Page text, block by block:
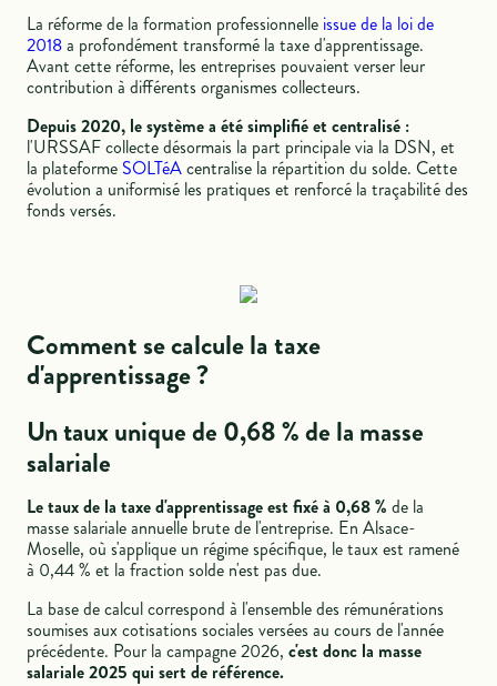
La réforme de la formation professionnelle issue de la loi de
2018a profondément transformé la taxe d'apprentissage.
Avant cette réforme, les entreprises pouvaient verser leur
contribution à différents organismes collecteurs.
Depuis 2020, le système a été simplifié et centralisé :
l'URSSAF collecte désormais la part principale via la DSN, et
la plateforme SOLTéAcentralise la répartition du solde. Cette
évolution a uniformisé les pratiques et renforcé la traçabilité des
fonds versés.
Comment se calcule la taxe
d'apprentissage ?
Un taux unique de 0,68 % de la masse
salariale
Le taux de la taxe d'apprentissage est fixé à 0,68 % de la
masse salariale annuelle brute de l'entreprise. En Alsace-
Moselle, où s'applique un régime spécifique, le taux est ramené
à 0,44 % et la fraction solde n'est pas due.
La base de calcul correspond à l'ensemble des rémunérations
soumises aux cotisations sociales versées au cours de l'année
précédente. Pour la campagne 2026,c'est donc la masse
salariale 2025 qui sert de référence.